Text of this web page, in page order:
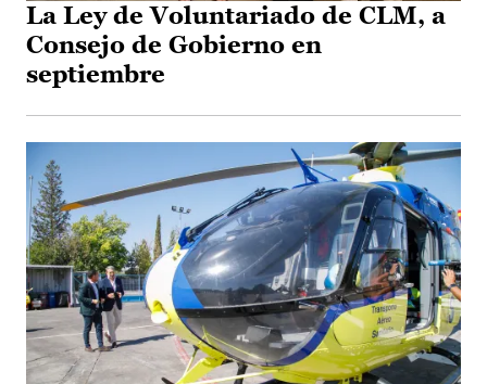
La Ley de Voluntariado de CLM, a
Consejo de Gobierno en
septiembre